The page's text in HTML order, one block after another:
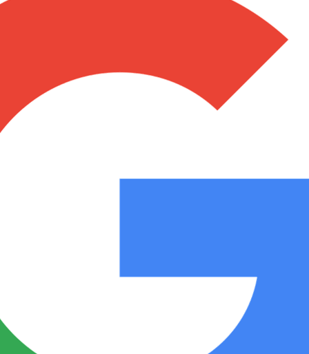
Cadena 3